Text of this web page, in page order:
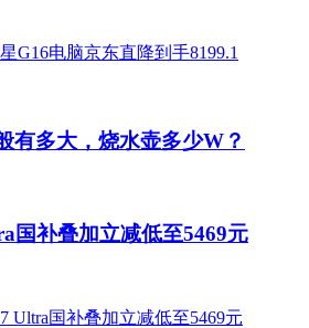
有多大，烧水壶多少W？
国补叠加立减低至5469元